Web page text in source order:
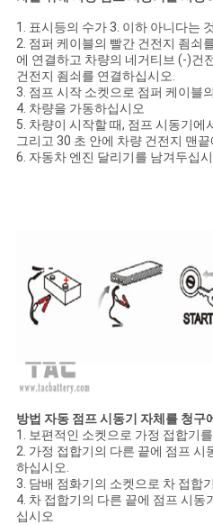
1. 표시등의 수가 3. 이하 아니다는
2. 점퍼 케이블의 빨간 건전지 죔쇠
에 연결하고 차량의 네거티브 (-)건
건전지 죔쇠를 연결하십시오.
3. 점프 시작 소켓으로 점퍼 케이블
4. 차량을 가동하십시오
5. 차량이 시작할 때, 점프 시동기
그리고 30 초 안에 차량 건전지 맨
6. 자동차 엔진 달리기를 남겨두십
방법 자동 점프 시동기 자체를 청구
1. 보편적인 소켓으로 가정 접합기
2. 가정 접합기의 다른 끝에 점프 시
하십시오.
3. 담배 점화기의 소켓으로 차 접합
4. 차 접합기의 다른 끝에 점프 시
십시오